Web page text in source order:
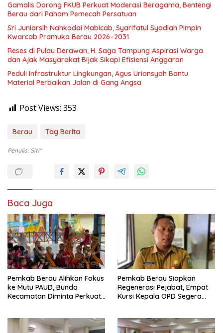
Gamalis Dorong FKUB Perkuat Moderasi Beragama, Bentengi
Berau dari Paham Pemecah Persatuan
Sri Juniarsih Nahkodai Mabicab, Syarifatul Syadiah Pimpin
Kwarcab Pramuka Berau 2026–2031
Reses di Pulau Derawan, H. Saga Tampung Aspirasi Warga
dan Ajak Masyarakat Bijak Sikapi Efisiensi Anggaran
Peduli Infrastruktur Lingkungan, Agus Uriansyah Bantu
Material Perbaikan Jalan di Gang Angsa
Post Views: 353
Berau Tag Berita
Penulis: Siti*
Baca Juga
Pemkab Berau Alihkan Fokus
ke Mutu PAUD, Bunda
Kecamatan Diminta Perkuat
Pemkab Berau Siapkan
Regenerasi Pejabat, Empat
Kursi Kepala OPD Segera